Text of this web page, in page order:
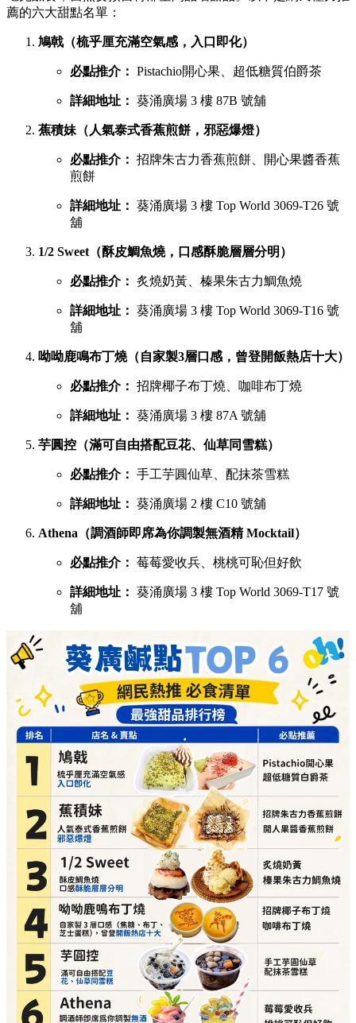
薦的六大甜點名單：
鳩戟（梳乎厘充滿空氣感，入口即化）
必點推介： Pistachio開心果、超低糖質伯爵茶
詳細地址： 葵涌廣場 3 樓 87B 號舖
蕉積妹（人氣泰式香蕉煎餅，邪惡爆燈）
必點推介： 招牌朱古力香蕉煎餅、開心果醬香蕉
煎餅
詳細地址： 葵涌廣場 3 樓 Top World 3069-T26 號
舖
1/2 Sweet（酥皮鯛魚燒，口感酥脆層層分明）
必點推介： 炙燒奶黃、榛果朱古力鯛魚燒
詳細地址： 葵涌廣場 3 樓 Top World 3069-T16 號
舖
呦呦鹿鳴布丁燒（自家製3層口感，曾登開飯熱店十大）
必點推介： 招牌椰子布丁燒、咖啡布丁燒
詳細地址： 葵涌廣場 3 樓 87A 號舖
芋圓控（滿可自由搭配豆花、仙草同雪糕）
必點推介： 手工芋圓仙草、配抹茶雪糕
詳細地址： 葵涌廣場 2 樓 C10 號舖
Athena（調酒師即席為你調製無酒精 Mocktail）
必點推介： 莓莓愛收兵、桃桃可恥但好飲
詳細地址： 葵涌廣場 3 樓 Top World 3069-T17 號
舖